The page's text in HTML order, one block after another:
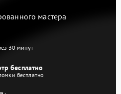
мастера
30 минут
бесплатно
бесплатно